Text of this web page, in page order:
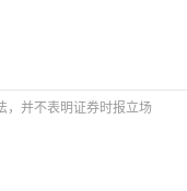
，并不表明证券时报立场